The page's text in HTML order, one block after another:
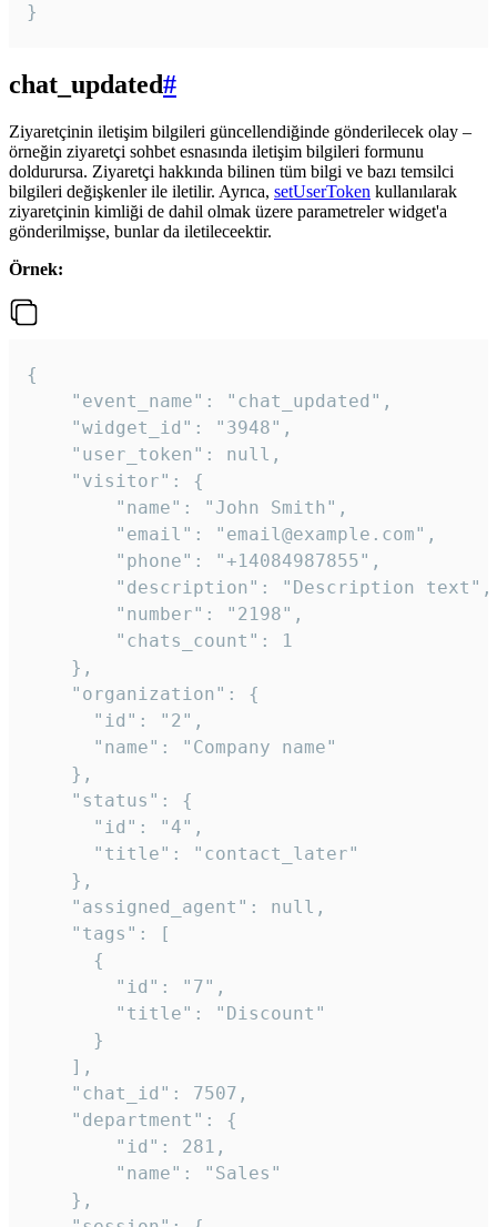
}
chat_updated#
Ziyaretçinin iletişim bilgileri güncellendiğinde gönderilecek olay –
örneğin ziyaretçi sohbet esnasında iletişim bilgileri formunu
doldurursa. Ziyaretçi hakkında bilinen tüm bilgi ve bazı temsilci
bilgileri değişkenler ile iletilir. Ayrıca, setUserToken kullanılarak
ziyaretçinin kimliği de dahil olmak üzere parametreler widget'a
gönderilmişse, bunlar da iletileceektir.
Örnek:
{
    "event_name": "chat_updated",
    "widget_id": "3948",
    "user_token": null,
    "visitor": {
        "name": "John Smith",
        "email": "email@example.com",
        "phone": "+14084987855",
        "description": "Description text",
        "number": "2198",
        "chats_count": 1
    },
    "organization": {
      "id": "2",
      "name": "Company name"
    },
    "status": {
      "id": "4",
      "title": "contact_later"
    },
    "assigned_agent": null,
    "tags": [
      {
        "id": "7",
        "title": "Discount"
      }
    ],
    "chat_id": 7507,
    "department": {
        "id": 281,
        "name": "Sales"
    },